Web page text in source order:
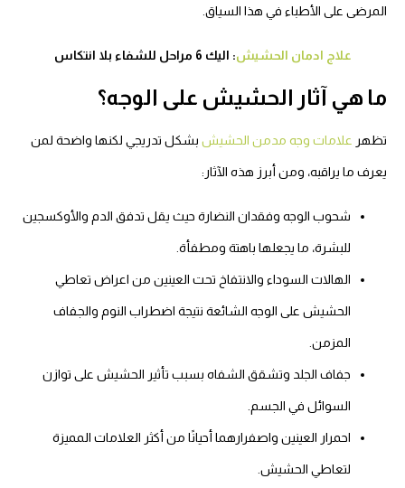
على الأطباء في هذا السياق.
علاج ادمان الحشيش: اليك 6 مراحل للشفاء بلا انتكاس
هي آثار الحشيش على الوجه؟
علامات وجه مدمن الحشيشبشكل تدريجي لكنها واضحة لمن
ما يراقبه، ومن أبرز هذه الآثار:
شحوب الوجه وفقدان النضارة حيث يقل تدفق الدم والأوكسجين
للبشرة، ما يجعلها باهتة ومطفأة.
الهالات السوداء والانتفاخ تحت العينين من اعراض تعاطي
الحشيش على الوجه الشائعة نتيجة اضطراب النوم والجفاف
المزمن.
جفاف الجلد وتشقق الشفاه بسبب تأثير الحشيش على توازن
السوائل في الجسم.
احمرار العينين واصفرارهما أحيانًا من أكثر العلامات المميزة
لتعاطي الحشيش.